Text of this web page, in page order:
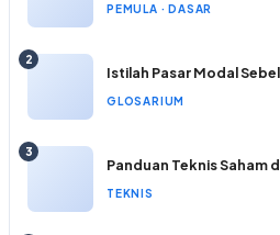
PEMULA · DASAR
2
Istilah Pasar Modal
GLOSARIUM
3
Panduan Teknis Saham
TEKNIS